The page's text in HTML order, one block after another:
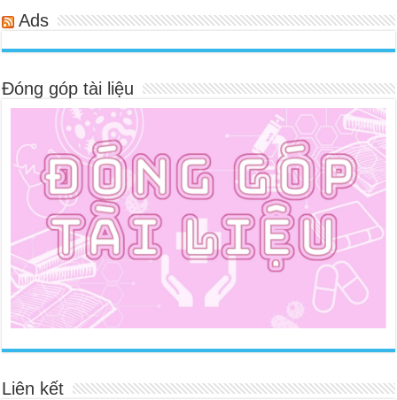
Ads
Đóng góp tài liệu
Liên kết